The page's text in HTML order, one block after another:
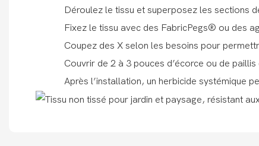
Déroulez le tissu et superposez les sections
Fixez le tissu avec des FabricPegs® ou des
Coupez des X selon les besoins pour
Couvrir de 2 à 3 pouces d’écorce ou de
Après l’installation, un herbicide systémique